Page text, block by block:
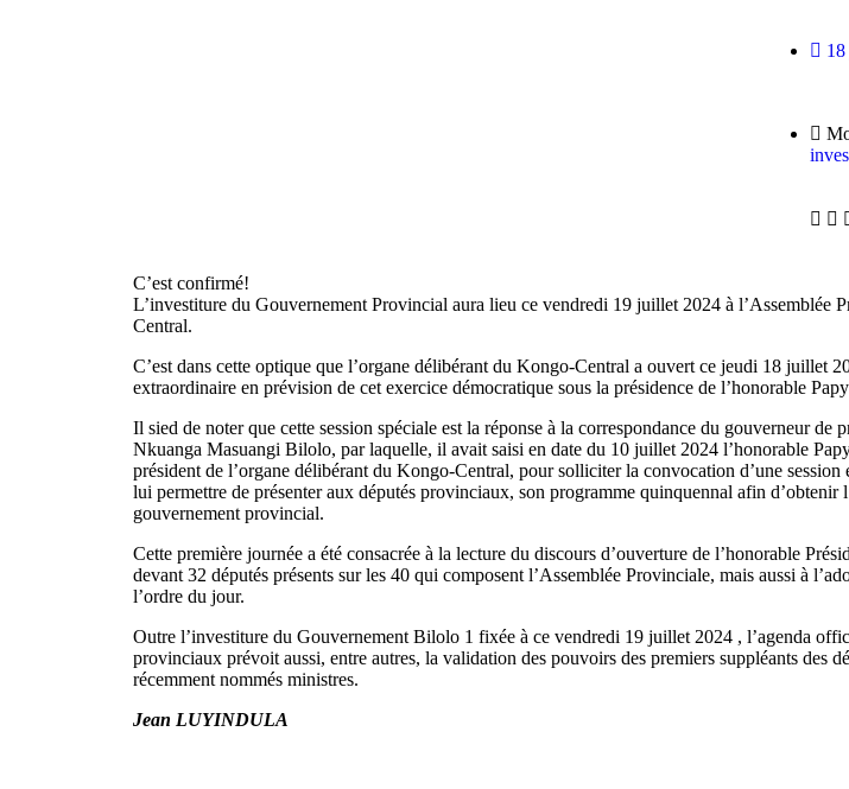
C’est confirmé!
L’investiture du Gouvernement Provincial aura lieu ce vendredi 19 juillet 2024 à l’Assemblée
Central.
C’est dans cette optique que l’organe délibérant du Kongo-Central a ouvert ce jeudi 18 juillet
extraordinaire en prévision de cet exercice démocratique sous la présidence de l’honorable
Il sied de noter que cette session spéciale est la réponse à la correspondance du gouverneur de
Nkuanga Masuangi Bilolo, par laquelle, il avait saisi en date du 10 juillet 2024 l’honorable
président de l’organe délibérant du Kongo-Central, pour solliciter la convocation d’une session
lui permettre de présenter aux députés provinciaux, son programme quinquennal afin d’obtenir
gouvernement provincial.
Cette première journée a été consacrée à la lecture du discours d’ouverture de l’honorable
devant 32 députés présents sur les 40 qui composent l’Assemblée Provinciale, mais aussi à
l’ordre du jour.
Outre l’investiture du Gouvernement Bilolo 1 fixée à ce vendredi 19 juillet 2024 , l’agenda
provinciaux prévoit aussi, entre autres, la validation des pouvoirs des premiers suppléants des
récemment nommés ministres.
Jean LUYINDULA